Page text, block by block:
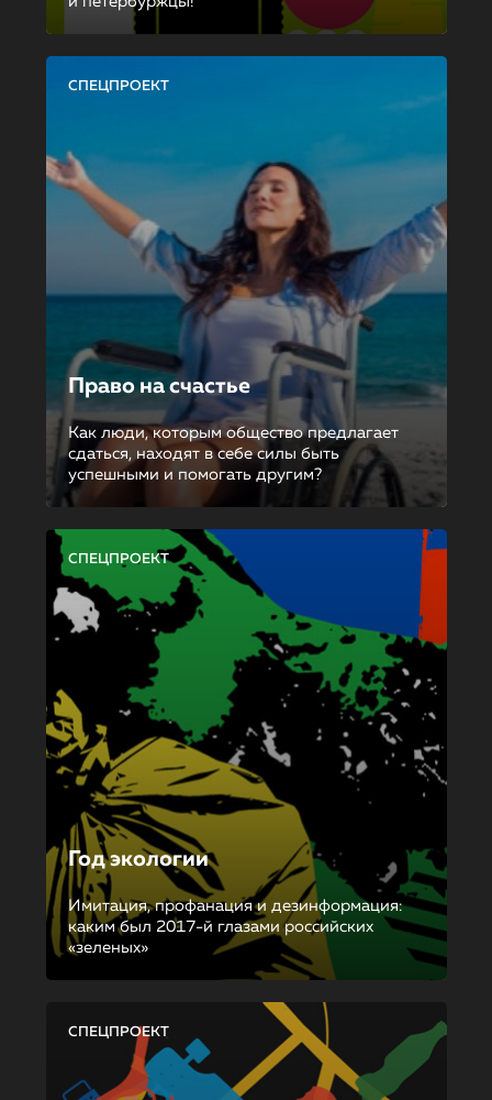
СПЕЦПРОЕКТ
Право на счастье
Как люди, которым общество предлагает
сдаться, находят в себе силы быть
успешными и помогать другим?
СПЕЦПРОЕКТ
Год экологии
Имитация, профанация и дезинформация:
каким был 2017-й глазами российских
«зеленых»
СПЕЦПРОЕКТ